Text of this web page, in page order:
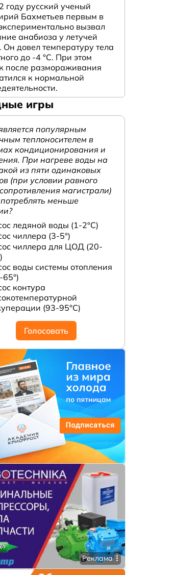
году русский ученый
Бахметьев первым в
вызвал
анабиоза у летучей
довел температуру тела
до -4 °C. При этом
после размораживания
к нормальной
игры
популярным
теплоносителем в
кондиционирования и
При нагреве воды на
из пяти одинаковых
(при условии равного
магистрали)
меньше
ледяной воды (1-2°С)
чиллера (3-5°)
чиллера для ЦОД (20-
воды системы отопления
контура
(93-95°С)
Голосовать
Реклама